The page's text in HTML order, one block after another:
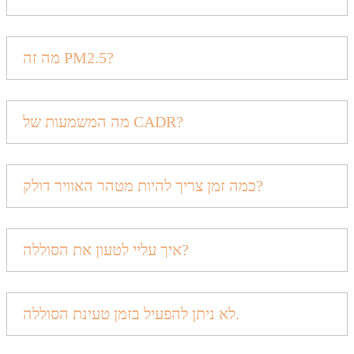
מה זה PM2.5?
מה המשמעות של CADR?
כמה זמן צריך להיות מטהר האוויר דולק?
איך עליי לטעון את הסוללה?
לא ניתן להפעיל בזמן טעינת הסוללה.